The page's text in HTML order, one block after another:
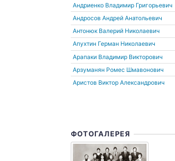
Андриенко Владимир Григорьевич
Андросов Андрей Анатольевич
Антонюк Валерий Николаевич
Апухтин Герман Николаевич
Арапаки Владимир Викторович
Арзуманян Ромес Шмавонович
Аристов Виктор Александрович
ФОТОГАЛЕРЕЯ